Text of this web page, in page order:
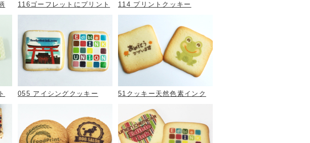
116ゴーフレットにプリント 114 プリントクッキー
055 アイシングクッキー 51クッキー天然色素インク